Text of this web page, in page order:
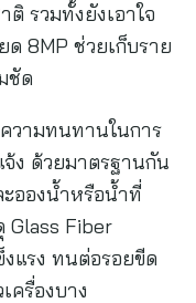
รวมทั้งยังเอาใจ
8MP ช่วยเก็บราย
ชัด
วามทนทานในการ
จ้ง ด้วยมาตรฐานกัน
อองน้ำหรือน้ำที่
Glass Fiber
แรง ทนต่อรอยขีด
ครื่องบาง